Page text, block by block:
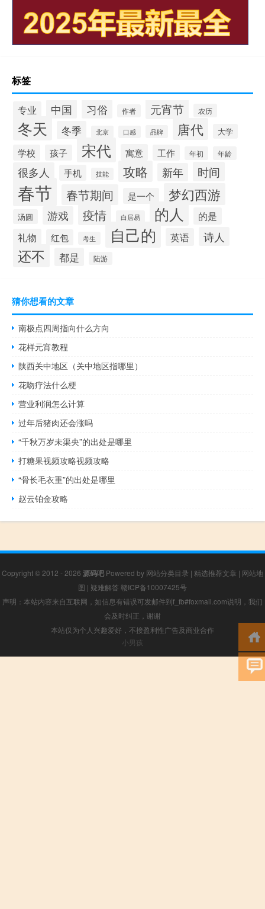
标签
专业 中国 习俗 作者 元宵节 农历
冬天 冬季 北京 口感 品牌 唐代 大学
学校 孩子 宋代 寓意 工作 年初 年龄
很多人 手机 技能 攻略 新年 时间
春节 春节期间 是一个 梦幻西游
汤圆 游戏 疫情 白居易 的人
的是
礼物
红包 考生 自己的 英语 诗人
还不 都是 陆游
猜你想看的文章
南极点四周指向什么方向
花样元宵教程
陕西关中地区（关中地区指哪里）
花吻疗法什么梗
营业利润怎么计算
过年后猪肉还会涨吗
“千秋万岁未渠央”的出处是哪里
打糖果视频攻略视频攻略
“骨长毛衣重”的出处是哪里
赵云铂金攻略
Copyright © 2012 - 2026 源码吧 Powered by 网站分类目录 | 精选推荐文章 | 网站地
图 | 疑难解答 赣ICP备10007425号
声明：本站内容来自互联网，如信息有错误可发邮件到f_fb#foxmail.com说明，我们
会及时纠正，谢谢
本站仅为个人兴趣爱好，不接盈利性广告及商业合作
小男孩